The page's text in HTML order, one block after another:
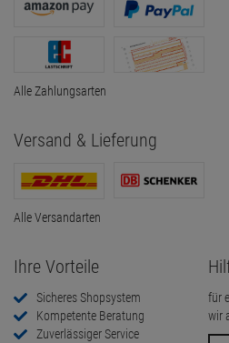
Alle Zahlungsarten
Versand & Lieferung
Alle Versandarten
Ihre Vorteile
Sicheres Shopsystem
Kompetente Beratung
Zuverlässiger Service
für
wir